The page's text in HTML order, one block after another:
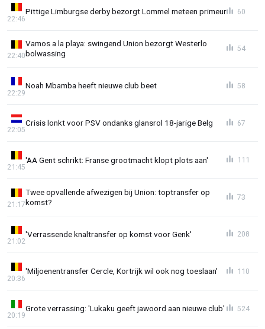
Pittige Limburgse derby bezorgt Lommel meteen primeur
22:46
60
Vamos a la playa: swingend Union bezorgt Westerlo
bolwassing
22:40
54
Noah Mbamba heeft nieuwe club beet
22:29
58
Crisis lonkt voor PSV ondanks glansrol 18-jarige Belg
22:05
67
'AA Gent schrikt: Franse grootmacht klopt plots aan'
21:45
111
Twee opvallende afwezigen bij Union: toptransfer op
komst?
21:17
73
'Verrassende knaltransfer op komst voor Genk'
21:02
208
'Miljoenentransfer Cercle, Kortrijk wil ook nog toeslaan'
20:36
110
Grote verrassing: 'Lukaku geeft jawoord aan nieuwe club'
20:19
524